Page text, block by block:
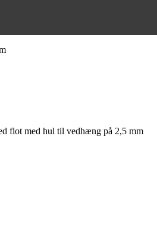
flot med hul til vedhæng på 2,5 mm